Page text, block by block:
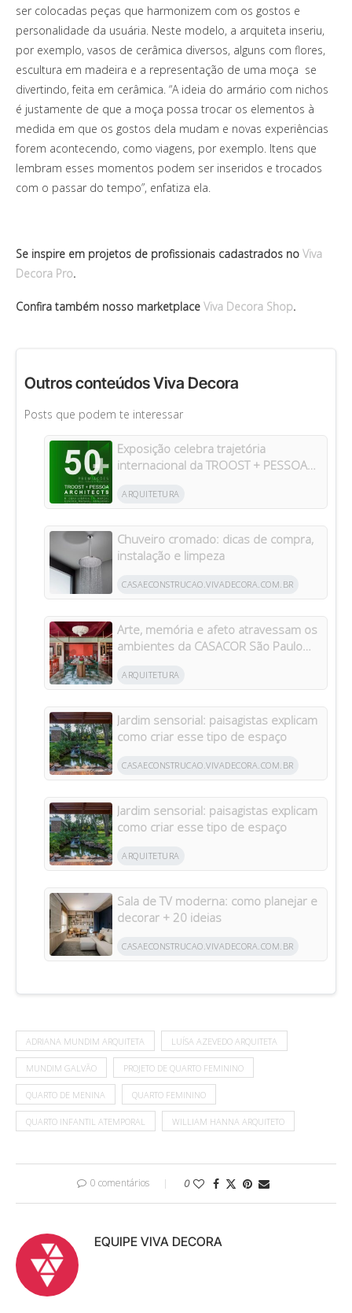
ser colocadas peças que harmonizem com os gostos e
personalidade da usuária. Neste modelo, a arquiteta inseriu,
por exemplo, vasos de cerâmica diversos, alguns com flores,
escultura em madeira e a representação de uma moça se
divertindo, feita em cerâmica. “A ideia do armário com nichos
é justamente de que a moça possa trocar os elementos à
medida em que os gostos dela mudam e novas experiências
forem acontecendo, como viagens, por exemplo. Itens que
lembram esses momentos podem ser inseridos e trocados
com o passar do tempo”, enfatiza ela.
Se inspire em projetos de profissionais cadastrados no Viva
Decora Pro.
Confira também nosso marketplace Viva Decora Shop.
Outros conteúdos Viva Decora
Posts que podem te interessar
Exposição celebra trajetória
internacional da TROOST + PESSOA
ARQUITETURA
Chuveiro cromado: dicas de compra,
instalação e limpeza
CASAECONSTRUCAO.VIVADECORA.COM.BR
Arte, memória e afeto atravessam os
ambientes da CASACOR São Paulo
ARQUITETURA
Jardim sensorial: paisagistas explicam
como criar esse tipo de espaço
CASAECONSTRUCAO.VIVADECORA.COM.BR
Jardim sensorial: paisagistas explicam
como criar esse tipo de espaço
ARQUITETURA
Sala de TV moderna: como planejar e
decorar + 20 ideias
CASAECONSTRUCAO.VIVADECORA.COM.BR
ADRIANA MUNDIM ARQUITETA LUÍSA AZEVEDO ARQUITETA
MUNDIM GALVÃO PROJETO DE QUARTO FEMININO
QUARTO DE MENINA QUARTO FEMININO
QUARTO INFANTIL ATEMPORAL WILLIAM HANNA ARQUITETO
0 comentários 0
EQUIPE VIVA DECORA